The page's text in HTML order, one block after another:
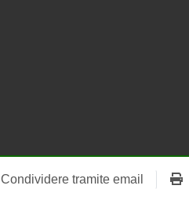
Condividere tramite email